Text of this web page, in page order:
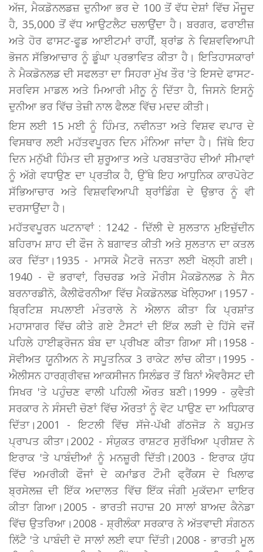
ਅੱਜ, ਮੈਕਡੋਨਲਡਜ਼ ਦੁਨੀਆ ਭਰ ਦੇ 100 ਤੋਂ ਵੱਧ ਦੇਸ਼ਾਂ ਵਿੱਚ ਮੌਜੂਦ
ਹੈ, 35,000 ਤੋਂ ਵੱਧ ਆਉਟਲੈਟ ਚਲਾਉਂਦਾ ਹੈ। ਬਰਗਰ, ਫਰਾਈਜ਼
ਅਤੇ ਹੋਰ ਫਾਸਟ-ਫੂਡ ਆਈਟਮਾਂ ਰਾਹੀਂ, ਬ੍ਰਾਂਡ ਨੇ ਵਿਸ਼ਵਵਿਆਪੀ
ਭੋਜਨ ਸੱਭਿਆਚਾਰ ਨੂੰ ਡੂੰਘਾ ਪ੍ਰਭਾਵਿਤ ਕੀਤਾ ਹੈ। ਇਤਿਹਾਸਕਾਰਾਂ
ਨੇ ਮੈਕਡੋਨਲਡ ਦੀ ਸਫਲਤਾ ਦਾ ਸਿਹਰਾ ਮੁੱਖ ਤੌਰ 'ਤੇ ਇਸਦੇ ਫਾਸਟ-
ਸਰਵਿਸ ਮਾਡਲ ਅਤੇ ਮਿਆਰੀ ਮੀਨੂ ਨੂੰ ਦਿੱਤਾ ਹੈ, ਜਿਸਨੇ ਇਸਨੂੰ
ਦੁਨੀਆ ਭਰ ਵਿੱਚ ਤੇਜ਼ੀ ਨਾਲ ਫੈਲਣ ਵਿੱਚ ਮਦਦ ਕੀਤੀ।
ਇਸ ਲਈ 15 ਮਈ ਨੂੰ ਹਿੰਮਤ, ਨਵੀਨਤਾ ਅਤੇ ਵਿਸ਼ਵ ਵਪਾਰ ਦੇ
ਵਿਸਥਾਰ ਲਈ ਮਹੱਤਵਪੂਰਨ ਦਿਨ ਮੰਨਿਆ ਜਾਂਦਾ ਹੈ। ਜਿੱਥੇ ਇਹ
ਦਿਨ ਮਨੁੱਖੀ ਹਿੰਮਤ ਦੀ ਸ਼ੁਰੂਆਤ ਅਤੇ ਪਰਬਤਾਰੋਹ ਦੀਆਂ ਸੀਮਾਵਾਂ
ਨੂੰ ਅੱਗੇ ਵਧਾਉਣ ਦਾ ਪ੍ਰਤੀਕ ਹੈ, ਉੱਥੇ ਇਹ ਆਧੁਨਿਕ ਕਾਰਪੋਰੇਟ
ਸੱਭਿਆਚਾਰ ਅਤੇ ਵਿਸ਼ਵਵਿਆਪੀ ਬ੍ਰਾਂਡਿੰਗ ਦੇ ਉਭਾਰ ਨੂੰ ਵੀ
ਦਰਸਾਉਂਦਾ ਹੈ।
ਮਹੱਤਵਪੂਰਨ ਘਟਨਾਵਾਂ : 1242 - ਦਿੱਲੀ ਦੇ ਸੁਲਤਾਨ ਮੁਇਜ਼ੁੱਦੀਨ
ਬਹਿਰਾਮ ਸ਼ਾਹ ਦੀ ਫੌਜ ਨੇ ਬਗਾਵਤ ਕੀਤੀ ਅਤੇ ਸੁਲਤਾਨ ਦਾ ਕਤਲ
ਕਰ ਦਿੱਤਾ।1935 - ਮਾਸਕੋ ਮੈਟਰੋ ਜਨਤਾ ਲਈ ਖੋਲ੍ਹੀ ਗਈ।
1940 - ਦੋ ਭਰਾਵਾਂ, ਰਿਚਰਡ ਅਤੇ ਮੌਰੀਸ ਮੈਕਡੋਨਲਡ ਨੇ ਸੈਨ
ਬਰਨਾਰਡੀਨੋ, ਕੈਲੀਫੋਰਨੀਆ ਵਿੱਚ ਮੈਕਡੋਨਲਡ ਖੋਲ੍ਹਿਆ।1957 -
ਬ੍ਰਿਟਿਸ਼ ਸਪਲਾਈ ਮੰਤਰਾਲੇ ਨੇ ਐਲਾਨ ਕੀਤਾ ਕਿ ਪ੍ਰਸ਼ਾਂਤ
ਮਹਾਸਾਗਰ ਵਿੱਚ ਕੀਤੇ ਗਏ ਟੈਸਟਾਂ ਦੀ ਇੱਕ ਲੜੀ ਦੇ ਹਿੱਸੇ ਵਜੋਂ
ਪਹਿਲੇ ਹਾਈਡ੍ਰੋਜਨ ਬੰਬ ਦਾ ਪ੍ਰੀਖਣ ਕੀਤਾ ਗਿਆ ਸੀ।1958 -
ਸੋਵੀਅਤ ਯੂਨੀਅਨ ਨੇ ਸਪੂਤਨਿਕ 3 ਰਾਕੇਟ ਲਾਂਚ ਕੀਤਾ।1995 -
ਐਲੀਸਨ ਹਾਰਗ੍ਰੀਵਜ਼ ਆਕਸੀਜਨ ਸਿਲੰਡਰ ਤੋਂ ਬਿਨਾਂ ਐਵਰੈਸਟ ਦੀ
ਸਿਖਰ 'ਤੇ ਪਹੁੰਚਣ ਵਾਲੀ ਪਹਿਲੀ ਔਰਤ ਬਣੀ।1999 - ਕੁਵੈਤੀ
ਸਰਕਾਰ ਨੇ ਸੰਸਦੀ ਚੋਣਾਂ ਵਿੱਚ ਔਰਤਾਂ ਨੂੰ ਵੋਟ ਪਾਉਣ ਦਾ ਅਧਿਕਾਰ
ਦਿੱਤਾ।2001 - ਇਟਲੀ ਵਿੱਚ ਸੱਜੇ-ਪੱਖੀ ਗੱਠਜੋੜ ਨੇ ਬਹੁਮਤ
ਪ੍ਰਾਪਤ ਕੀਤਾ।2002 - ਸੰਯੁਕਤ ਰਾਸ਼ਟਰ ਸੁਰੱਖਿਆ ਪ੍ਰੀਸ਼ਦ ਨੇ
ਇਰਾਕ 'ਤੇ ਪਾਬੰਦੀਆਂ ਨੂੰ ਮਨਜ਼ੂਰੀ ਦਿੱਤੀ।2003 - ਇਰਾਕ ਯੁੱਧ
ਵਿੱਚ ਅਮਰੀਕੀ ਫੌਜਾਂ ਦੇ ਕਮਾਂਡਰ ਟੌਮੀ ਫ੍ਰੈਂਕਸ ਦੇ ਖਿਲਾਫ
ਬ੍ਰਸੇਲਜ਼ ਦੀ ਇੱਕ ਅਦਾਲਤ ਵਿੱਚ ਇੱਕ ਜੰਗੀ ਮੁਕੱਦਮਾ ਦਾਇਰ
ਕੀਤਾ ਗਿਆ।2005 - ਭਾਰਤੀ ਜਹਾਜ਼ 20 ਸਾਲਾਂ ਬਾਅਦ ਕੈਨੇਡਾ
ਵਿੱਚ ਉਤਰਿਆ।2008 - ਸ਼੍ਰੀਲੰਕਾ ਸਰਕਾਰ ਨੇ ਅੱਤਵਾਦੀ ਸੰਗਠਨ
ਲਿੱਟੈ 'ਤੇ ਪਾਬੰਦੀ ਦੋ ਸਾਲਾਂ ਲਈ ਵਧਾ ਦਿੱਤੀ।2008 - ਭਾਰਤੀ ਮੂਲ